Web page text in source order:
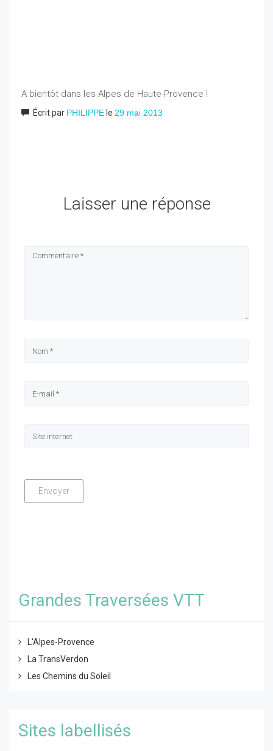
A bientôt dans les Alpes de Haute-Provence !
Écrit par PHILIPPE le 29 mai 2013
Laisser une réponse
Grandes Traversées VTT
L'Alpes-Provence
La TransVerdon
Les Chemins du Soleil
Sites labellisés